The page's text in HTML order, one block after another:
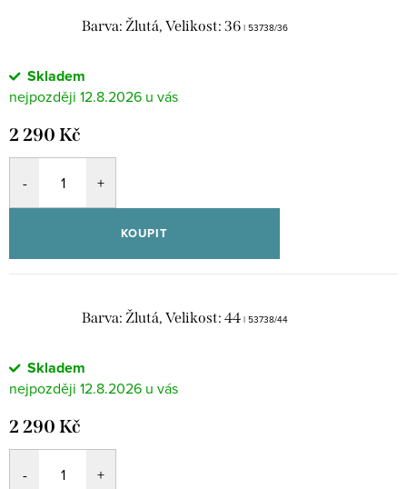
Barva: Žlutá, Velikost: 36 | 53738/36
Skladem
12.8.2026
2 290 Kč
KOUPIT
Barva: Žlutá, Velikost: 44 | 53738/44
Skladem
12.8.2026
2 290 Kč